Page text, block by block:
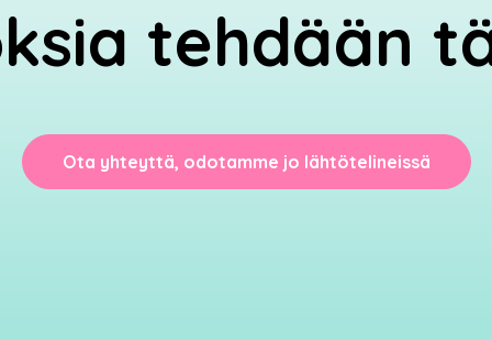
tehdään
Ota yhteyttä, odotamme jo lähtötelineissä